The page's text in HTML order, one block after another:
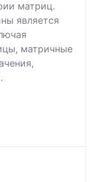
матриц.
является
матричные